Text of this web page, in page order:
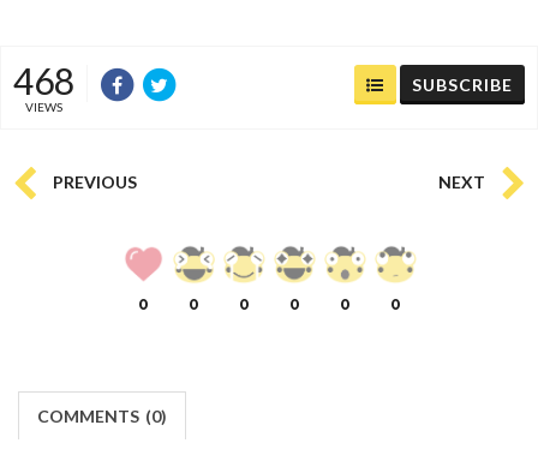
468
VIEWS
SUBSCRIBE
PREVIOUS NEXT
0 0 0 0 0 0
COMMENTS (0)